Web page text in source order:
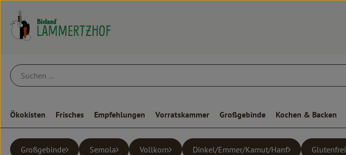
Ökokisten Frisches Empfehlungen Vorratskammer Großgebinde Kochen & Backen
Großgebinde Semola Vollkorn Dinkel/Emmer/Kamut/Hanf Glutenfrei